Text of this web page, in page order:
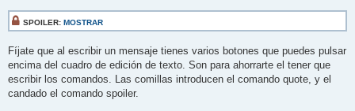
SPOILER: MOSTRAR
Fíjate que al escribir un mensaje tienes varios botones que puedes pulsar
encima del cuadro de edición de texto. Son para ahorrarte el tener que
escribir los comandos. Las comillas introducen el comando quote, y el
candado el comando spoiler.